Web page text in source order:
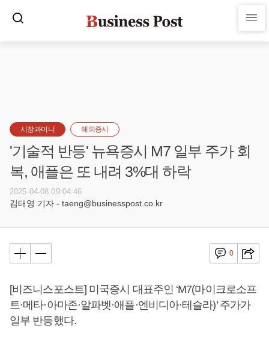
시장과머니 해외증시
'기술적 반등' 뉴욕증시 M7 일부 주가 회
복, 애플은 또 내려 3%대 하락
2025-04-08 09:04:46
김태영 기자 - taeng@businesspost.co.kr
0
[비즈니스포스트] 미국증시 대표주인 ‘M7(마이크로소프
트·메타·아마존·알파벳·애플·엔비디아·테슬라)’ 주가가
일부 반등했다.